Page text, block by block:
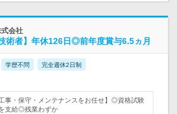
会社
術者】年休126日◎前年度賞与6.5ヵ月
学歴不問 完全週休2日制
事・保守・メンテナンスをお任せ】◎資格試験
支給◎残業わずか